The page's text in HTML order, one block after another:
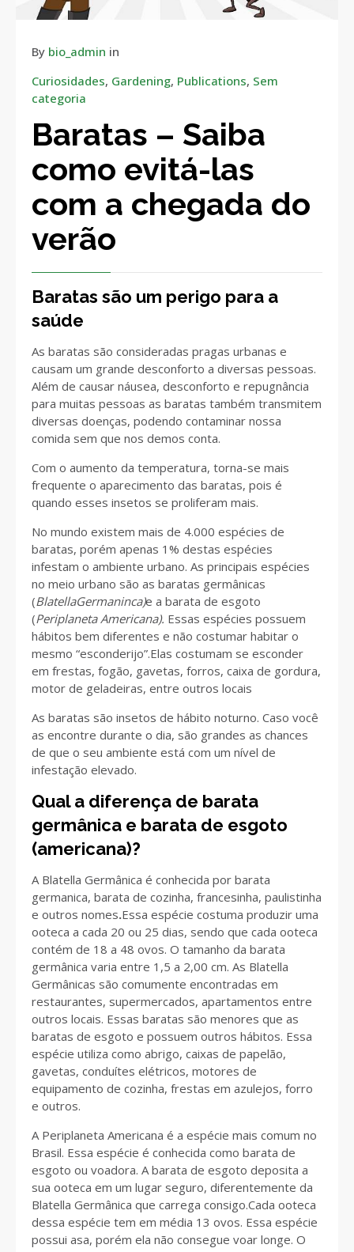
By bio_admin in
Curiosidades, Gardening, Publications, Sem
categoria
Baratas – Saiba
como evitá-las
com a chegada do
verão
Baratas são um perigo para a
saúde
As baratas são consideradas pragas urbanas e
causam um grande desconforto a diversas pessoas.
Além de causar náusea, desconforto e repugnância
para muitas pessoas as baratas também transmitem
diversas doenças, podendo contaminar nossa
comida sem que nos demos conta.
Com o aumento da temperatura, torna-se mais
frequente o aparecimento das baratas, pois é
quando esses insetos se proliferam mais.
No mundo existem mais de 4.000 espécies de
baratas, porém apenas 1% destas espécies
infestam o ambiente urbano. As principais espécies
no meio urbano são as baratas germânicas
(BlatellaGermaninca)e a barata de esgoto
(Periplaneta Americana). Essas espécies possuem
hábitos bem diferentes e não costumar habitar o
mesmo “esconderijo”.Elas costumam se esconder
em frestas, fogão, gavetas, forros, caixa de gordura,
motor de geladeiras, entre outros locais
As baratas são insetos de hábito noturno. Caso você
as encontre durante o dia, são grandes as chances
de que o seu ambiente está com um nível de
infestação elevado.
Qual a diferença de barata
germânica e barata de esgoto
(americana)?
A Blatella Germânica é conhecida por barata
germanica, barata de cozinha, francesinha, paulistinha
e outros nomes.Essa espécie costuma produzir uma
ooteca a cada 20 ou 25 dias, sendo que cada ooteca
contém de 18 a 48 ovos. O tamanho da barata
germânica varia entre 1,5 a 2,00 cm. As Blatella
Germânicas são comumente encontradas em
restaurantes, supermercados, apartamentos entre
outros locais. Essas baratas são menores que as
baratas de esgoto e possuem outros hábitos. Essa
espécie utiliza como abrigo, caixas de papelão,
gavetas, conduítes elétricos, motores de
equipamento de cozinha, frestas em azulejos, forro
e outros.
A Periplaneta Americana é a espécie mais comum no
Brasil. Essa espécie é conhecida como barata de
esgoto ou voadora. A barata de esgoto deposita a
sua ooteca em um lugar seguro, diferentemente da
Blatella Germânica que carrega consigo.Cada ooteca
dessa espécie tem em média 13 ovos. Essa espécie
possui asa, porém ela não consegue voar longe. O